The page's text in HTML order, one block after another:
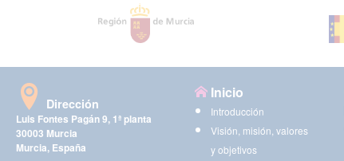
Dirección
Luis Fontes Pagán 9, 1ª planta
30003 Murcia
Murcia, España
Inicio
Introducción
Visión, misión, valores
y objetivos